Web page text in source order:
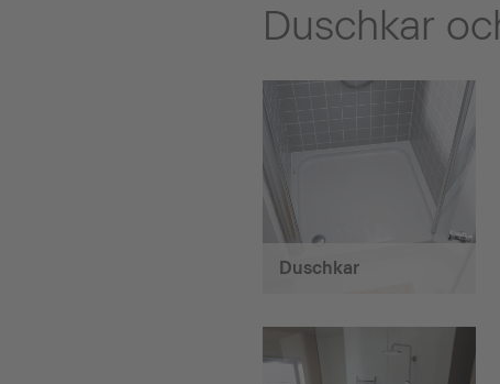
Duschkar
Duschkar